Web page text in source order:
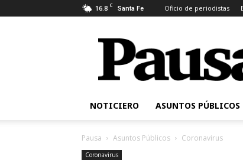
16.8 C Santa Fe Oficio de periodistas
Pausa
NOTICIERO ASUNTOS PÚBLICOS
Pausa Asuntos Públicos Coronavirus
Coronavirus